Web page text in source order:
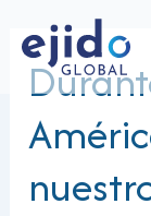
contenido